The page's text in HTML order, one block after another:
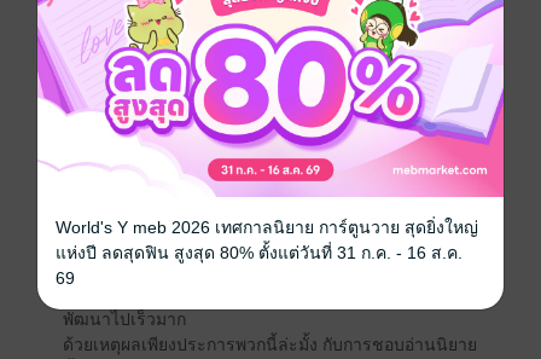
เมื่อก่อนจะส่งอีเมลล์ทีต้องเข้า MSN (Hotmail) ซึ่งดูแล้วจะ
เป็นการยุ่งยาก แต่ Blackberry ก็อยู่ได้ไม่นาน เมื่อ "สตีฟ
จอบส์" ถือกำเนิดโทรศัพท์ขึ้นมาภายใต้ชื่อ"IPhone" โดย
เฉพาะ Iphone ๔ ออกมาตีตลาดอย่างรุนแรง และ
"Blackerrry" ก็ค่อย ๆ หายไปจากตลาด และปิดตัวลงใน
ที่สุด ในการนั้นยังมีโทรศัพท์ในตำนาน อย่าง "Nokai" ก็ปิด
ตัวลงเช่นกัน
ฉันว่าฉันเกิดมาในยุคที่มันกำลังจะมีการเปลี่ยนถ่าย เช่น
Facebook เข้ามาตอนที่ฉันเรียนอยู่ ม.๑ และก็ตามมาด้วย
พัฒนาไปเร็วมาก
ด้วยเหตุผลเพียงประการพวกนี้ล่ะมั้ง กับการชอบอ่านนิยาย
World's Y meb 2026 เทศกาลนิยาย การ์ตูนวาย สุดยิ่งใหญ่
แห่งปี ลดสุดฟิน สูงสุด 80% ตั้งแต่วันที่ 31 ก.ค. - 16 ส.ค.
69